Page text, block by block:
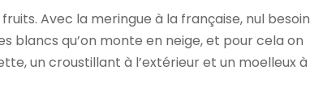
Avec la meringue à la française, nul besoin
blancs qu’on monte en neige, et pour cela on
un croustillant à l’extérieur et un moelleux à